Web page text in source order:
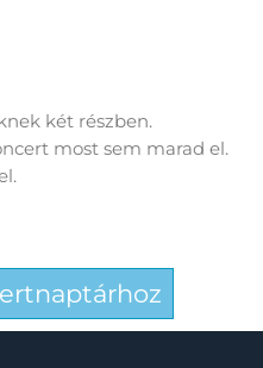
két részben.
most sem marad el.